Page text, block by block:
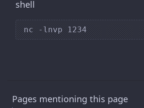
shell
Pages mentioning this page